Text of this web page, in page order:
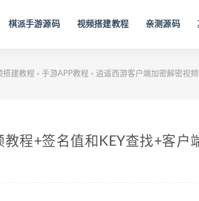
棋派手游源码 视频搭建教程 亲测源码
搭建教程 > 手游APP教程 > 逍遥西游客户端加密解密视
程+签名值和KEY查找+客户